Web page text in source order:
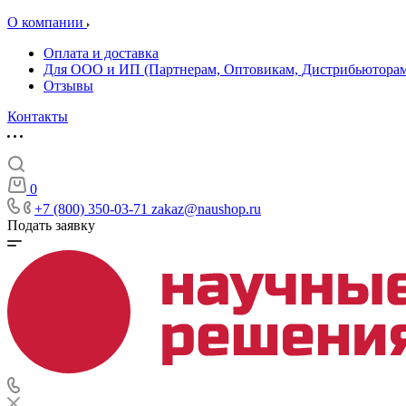
О компании
Оплата и доставка
Для ООО и ИП (Партнерам, Оптовикам,
Отзывы
Контакты
0
+7 (800) 350-03-71 zakaz@naushop.ru
Подать заявку